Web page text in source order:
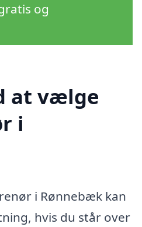
og
at vælge
i
i Rønnebæk kan
hvis du står over